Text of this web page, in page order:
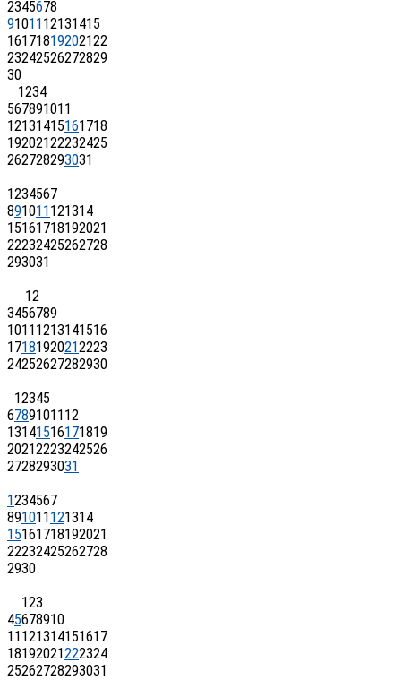
2345678
9101112131415
16171819202122
23242526272829
30
1234
567891011
12131415161718
19202122232425
262728293031
1234567
891011121314
15161718192021
22232425262728
293031
12
3456789
10111213141516
17181920212223
24252627282930
12345
6789101112
13141516171819
20212223242526
2728293031
1234567
891011121314
15161718192021
22232425262728
2930
123
45678910
11121314151617
18192021222324
25262728293031